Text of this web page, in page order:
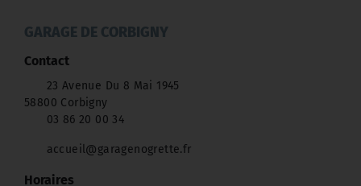
GARAGE DE CORBIGNY
Contact
23 Avenue Du 8 Mai 1945
58800 Corbigny
03 86 20 00 34
accueil@garagenogrette.fr
Horaires